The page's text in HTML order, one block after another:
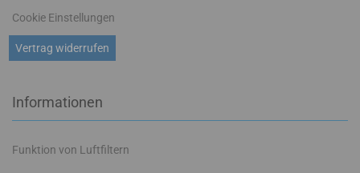
Vertrag widerrufen
Cookie Einstellungen
Informationen
Funktion von Luftfiltern